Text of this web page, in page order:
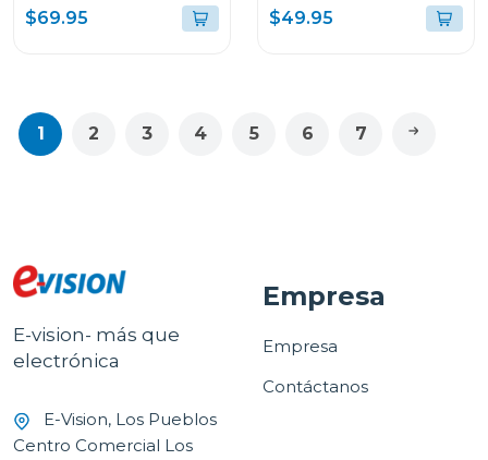
RESISTENTE AL AGUA Y
POLVO
$69.95
negro s2mgw
$49.95
1 2 3 4 5 6 7
E-vision- más que
electrónica
E-Vision, Los Pueblos
Centro Comercial Los
Empresa
Empresa
Contáctanos